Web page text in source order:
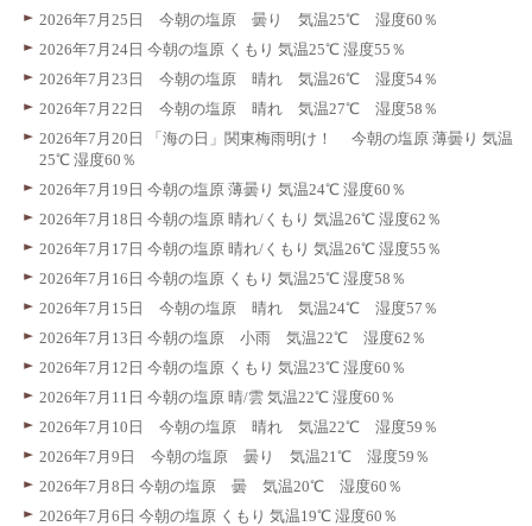
2026年7月25日 今朝の塩原 曇り 気温25℃ 湿度60％
2026年7月24日 今朝の塩原 くもり 気温25℃ 湿度55％
2026年7月23日 今朝の塩原 晴れ 気温26℃ 湿度54％
2026年7月22日 今朝の塩原 晴れ 気温27℃ 湿度58％
2026年7月20日 「海の日」関東梅雨明け！ 今朝の塩原 薄曇り 気温
25℃ 湿度60％
2026年7月19日 今朝の塩原 薄曇り 気温24℃ 湿度60％
2026年7月18日 今朝の塩原 晴れ/くもり 気温26℃ 湿度62％
2026年7月17日 今朝の塩原 晴れ/くもり 気温26℃ 湿度55％
2026年7月16日 今朝の塩原 くもり 気温25℃ 湿度58％
2026年7月15日 今朝の塩原 晴れ 気温24℃ 湿度57％
2026年7月13日 今朝の塩原 小雨 気温22℃ 湿度62％
2026年7月12日 今朝の塩原 くもり 気温23℃ 湿度60％
2026年7月11日 今朝の塩原 晴/雲 気温22℃ 湿度60％
2026年7月10日 今朝の塩原 晴れ 気温22℃ 湿度59％
2026年7月9日 今朝の塩原 曇り 気温21℃ 湿度59％
2026年7月8日 今朝の塩原 曇 気温20℃ 湿度60％
2026年7月6日 今朝の塩原 くもり 気温19℃ 湿度60％